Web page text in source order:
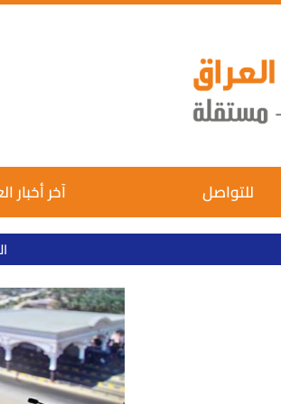
آخر أخبار للتواصل